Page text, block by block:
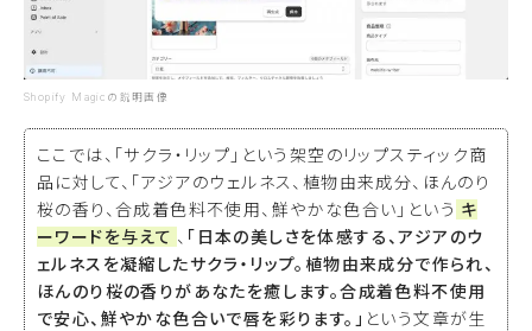
Shopify Magicの説明画像
ここでは、「サクラ・リップ」という架空のリップスティック商
品に対して、「アジアのウェルネス、植物由来成分、ほんのり
桜の香り、合成着色料不使用、鮮やかな色合い」という キ
ーワードを与えて 、 「日本の美しさを体感する、アジアのウ
ェルネスを凝縮したサクラ・リップ。植物由来成分で作られ、
ほんのり桜の香りがあなたを癒します。合成着色料不使用
で安心、鮮やかな色合いで唇を彩ります。」 という文章が生